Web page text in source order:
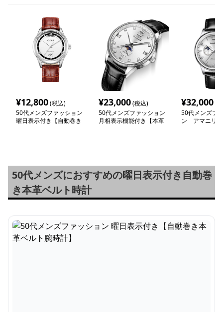
¥12,800(税込)
50代メンズファッション
曜日表示付き【自動巻き
¥23,000(税込)
50代メンズファッション
月相表示機能付き【本革
¥32,000
50代メンズフ
ン アマニリ
50代メンズにおすすめの曜日表示付き自動巻
き本革ベルト時計